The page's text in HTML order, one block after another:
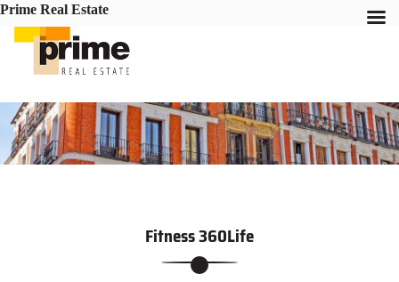
Fitness 360Life
Prime Real Estate